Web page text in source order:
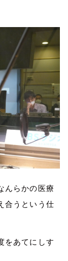
んらかの医療
合 う という仕
をあてにしす